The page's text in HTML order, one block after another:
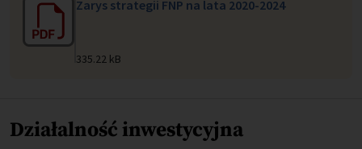
Zarys strategii FNP na lata 2020-2024
335.22 kB
Działalność inwestycyjna